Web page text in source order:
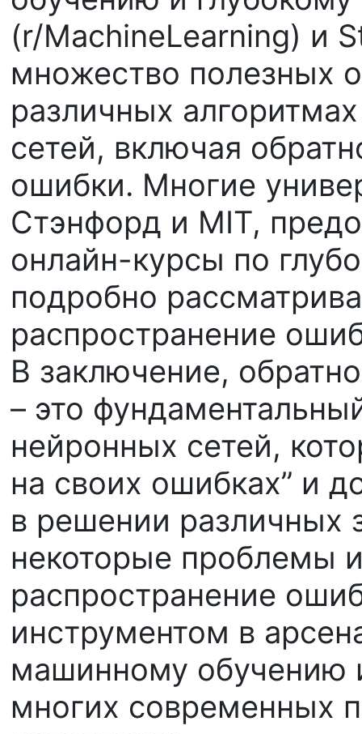
(r/MachineLearning) и
множество полезных
различных
сетей, включая
ошибки. Многие
Стэнфорд и MIT,
онлайн-курсы по
подробно
распространение
В заключение,
– это
нейронных сетей,
на своих ошибках” и
в решении различных
некоторые проблемы
распространение
инструментом в
машинному обучению
многих современных